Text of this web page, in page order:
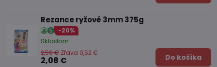
Rezance ryžové 3mm 375g
-20%
Skladom
2,08 €
2,59 € Zľava 0,52 € Do košíka